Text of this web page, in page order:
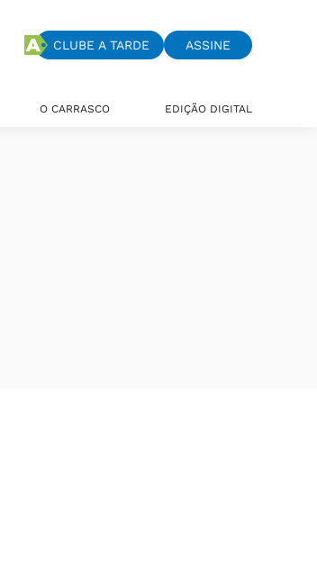
CLUBE A TARDE ASSINE
O CARRASCO EDIÇÃO DIGITAL